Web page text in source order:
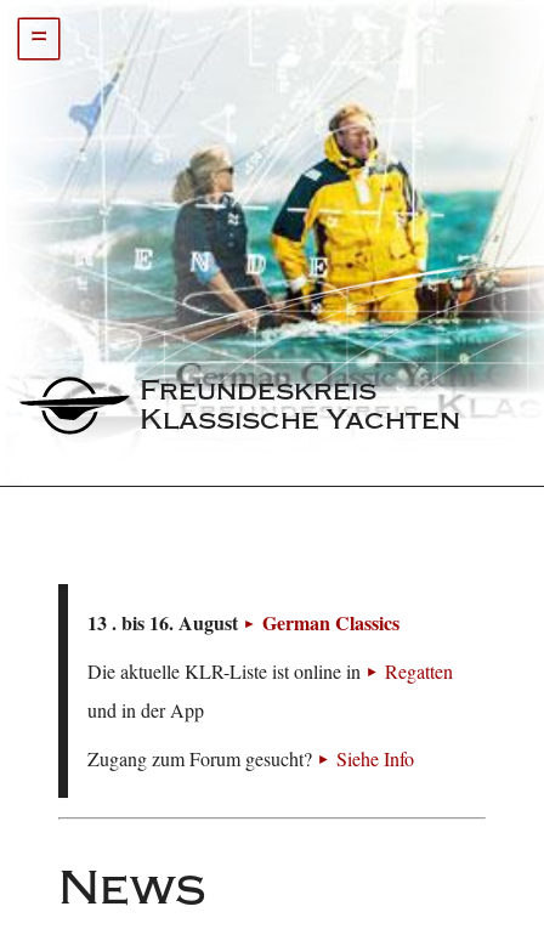
=
Freundeskreis
Klassische Yachten
13 . bis 16. August German Classics
Die aktuelle KLR-Liste ist online in
Regatten
und in der App
Zugang zum Forum gesucht?
Siehe Info
News